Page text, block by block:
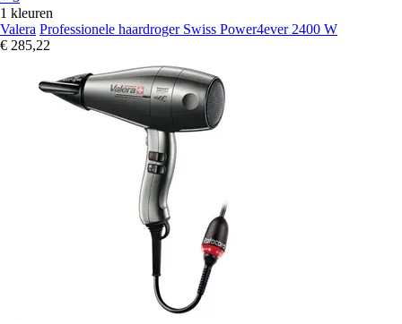
1 kleuren
Valera Professionele haardroger Swiss Power4ever 2400 W
€ 285,22